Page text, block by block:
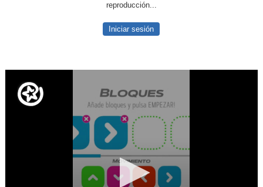
reproducción...
Iniciar sesión